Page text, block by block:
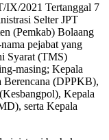
IX/2021 Tertanggal 7
Selter JPT
(Pemkab) Bolaang
pejabat yang
Syarat (TMS)
masing; Kepala
Berencana (DPPKB),
Kepala
serta Kepala